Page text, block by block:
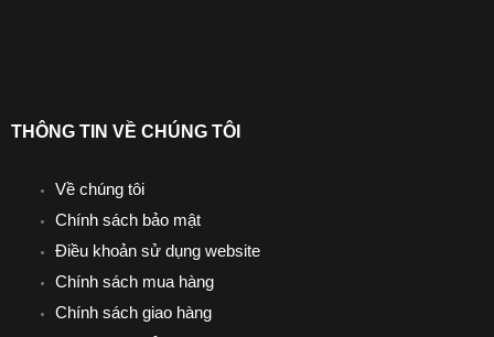
THÔNG TIN VỀ CHÚNG TÔI
Về chúng tôi
Chính sách bảo mật
Điều khoản sử dụng website
Chính sách mua hàng
Chính sách giao hàng